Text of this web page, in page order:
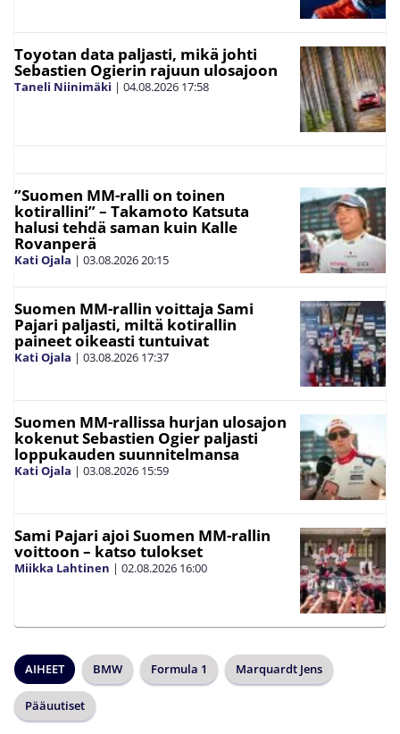
Toyotan data paljasti, mikä johti
Sebastien Ogierin rajuun ulosajoon
Taneli Niinimäki | 04.08.2026 17:58
”Suomen MM-ralli on toinen
kotirallini” – Takamoto Katsuta
halusi tehdä saman kuin Kalle
Rovanperä
Kati Ojala | 03.08.202620:15
Suomen MM-rallin voittaja Sami
Pajari paljasti, miltä kotirallin
paineet oikeasti tuntuivat
Kati Ojala | 03.08.2026 17:37
Suomen MM-rallissa hurjan ulosajon
kokenut Sebastien Ogier paljasti
loppukauden suunnitelmansa
Kati Ojala | 03.08.2026 15:59
Sami Pajari ajoi Suomen MM-rallin
voittoon – katso tulokset
Miikka Lahtinen | 02.08.2026 16:00
AIHEET BMW Formula 1 Marquardt Jens
Pääuutiset